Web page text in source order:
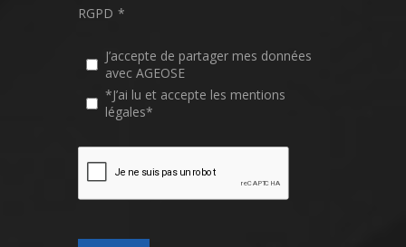
RGPD *
J’accepte de partager mes données
avec AGEOSE
*J’ai lu et accepte les mentions
légales*